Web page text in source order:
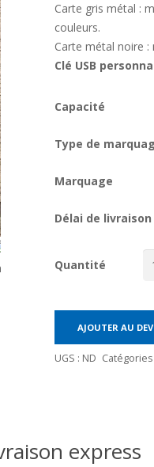
Carte gris métal :
couleurs.
Carte métal noire :
Clé USB
Capacité
Type de
Marquage
Délai de livraison
Quantité
AJOUTER AU
UGS : ND
express